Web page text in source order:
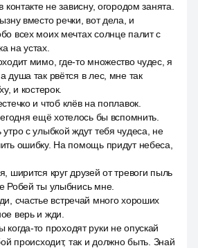
контакте не зависну, огородом занята.
вместо речки, вот дела, и
всех моих мечтах солнце палит с
на устах.
мимо, где-то множество чудес, я
душа так рвётся в лес, мне так
и костерок.
и чтоб клёв на поплавок.
ещё хотелось бы вспомнить.
с улыбкой ждут тебя чудеса, не
ошибку. На помощь придут небеса,
ширится круг друзей от тревоги пыль
Робей ты улыбнись мне.
счастье встречай много хороших
верь и жди.
то проходят руки не опускай
происходит, так и должно быть. Знай